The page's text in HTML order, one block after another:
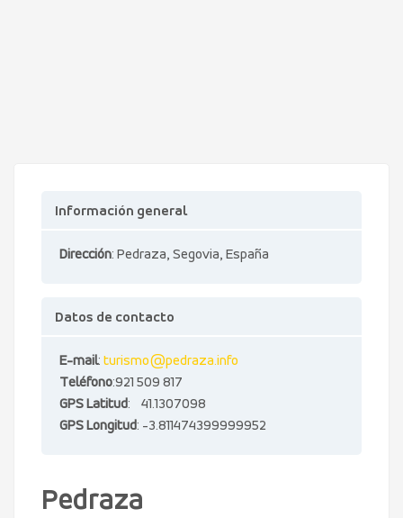
Información general
Dirección: Pedraza, Segovia, España
Datos de contacto
E-mail: turismo@pedraza.info
Teléfono:921 509 817
GPS Latitud: 41.1307098
GPS Longitud: -3.811474399999952
Pedraza